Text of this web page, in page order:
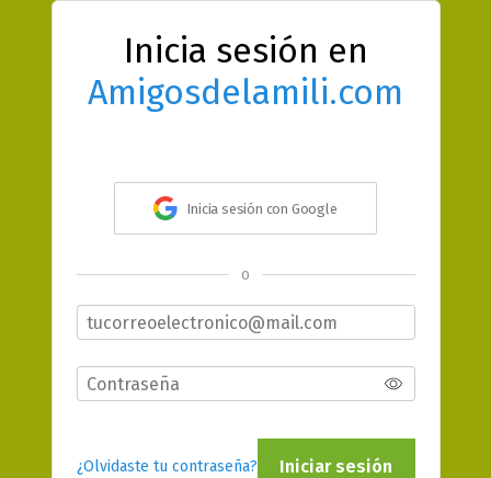
Inicia sesión en
Amigosdelamili.com
Inicia sesión con Google
o
¿Olvidaste tu contraseña? Iniciar sesión